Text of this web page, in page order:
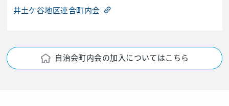
井土ケ谷地区連合町内会
自治会町内会の加入についてはこちら